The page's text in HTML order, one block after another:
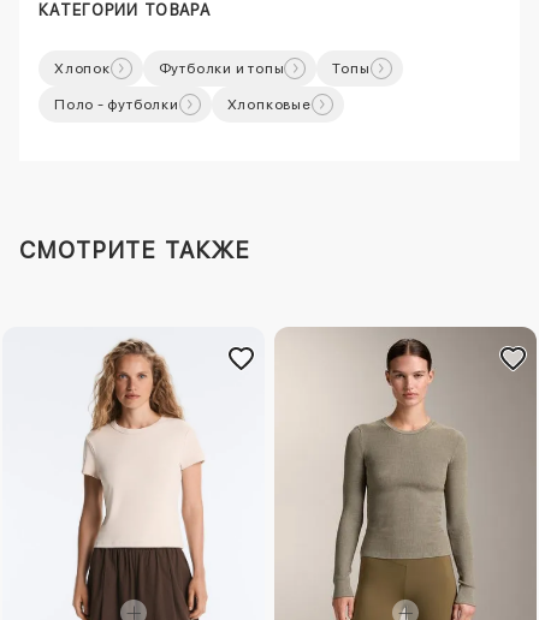
КАТЕГОРИИ ТОВАРА
Хлопок Футболки и топы Топы
Поло - футболки Хлопковые
СМОТРИТЕ ТАКЖЕ